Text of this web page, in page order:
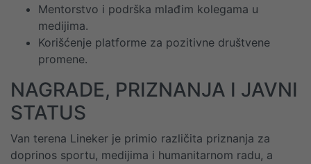
Mentorstvo i podrška mlađim kolegama u
medijima.
Korišćenje platforme za pozitivne društvene
promene.
NAGRADE, PRIZNANJA I JAVNI
STATUS
Van terena Lineker je primio različita priznanja za
doprinos sportu, medijima i humanitarnom radu, a